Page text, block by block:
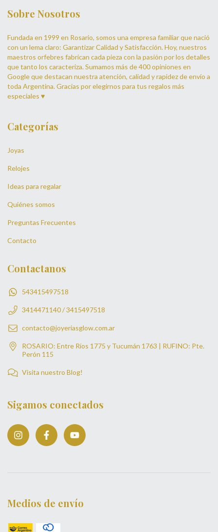
Sobre Nosotros
Fundada en 1999 en Rosario, somos una empresa familiar que nació
con un lema claro: Garantizar Calidad y Satisfacción. Hoy, nuestros
maestros orfebres fabrican cada pieza con la pasión por los detalles
que tanto los caracteriza. Sumamos más de 400 opiniones en
Google que destacan nuestra atención, calidad y rapidez de envío a
toda Argentina. Gracias por elegirnos para tus regalos más
especiales ♥
Categorías
Joyas
Relojes
Ideas para regalar
Quiénes somos
Preguntas Frecuentes
Contacto
Contactanos
543415497518
3414471140 / 3415497518
contacto@joyeriasglow.com.ar
ROSARIO: Entre Ríos 1775 y Tucumán 1763 | RUFINO: Pte.
Perón 115
Visita nuestro Blog!
Sigamos conectados
Medios de envío